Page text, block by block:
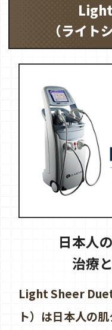
（ライト
日本人
治療
Light Sheer
ト）は日本人の